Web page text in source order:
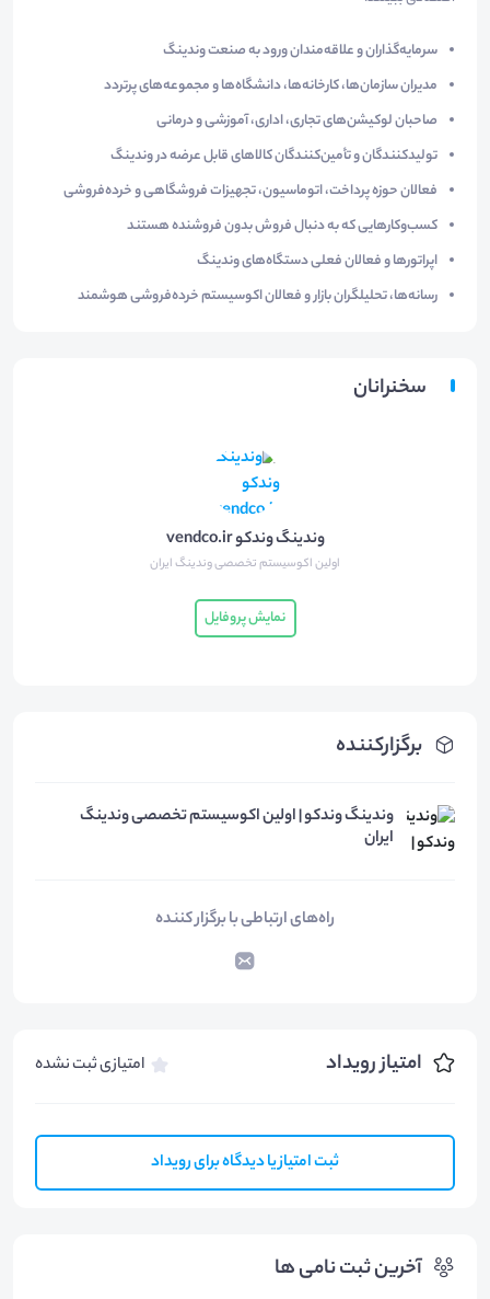
برگزارکننده
وندینگ وندکو ‌| اولین اکوسیستم تخصصی وندینگ
ایران
راه‌های ارتباطی با برگزار کننده
امتیاز رویداد امتیازی ثبت نشده
ثبت امتیاز یا دیدگاه برای رویداد
آخرین ثبت نامی ها
سرمایه‌گذاران و علاقه‌مندان ورود به صنعت وندینگ
مدیران سازمان‌ها، کارخانه‌ها، دانشگاه‌ها و مجموعه‌های پرتردد
صاحبان لوکیشن‌های تجاری، اداری، آموزشی و درمانی
تولیدکنندگان و تأمین‌کنندگان کالاهای قابل عرضه در وندینگ
فعالان حوزه پرداخت، اتوماسیون، تجهیزات فروشگاهی و خرده‌فروشی
کسب‌وکارهایی که به دنبال فروش بدون فروشنده هستند
اپراتورها و فعالان فعلی دستگاه‌های وندینگ
رسانه‌ها، تحلیلگران بازار و فعالان اکوسیستم خرده‌فروشی هوشمند
سخنرانان
وندینگ وندکو vendco.ir
اولین اکوسیستم تخصصی وندینگ ایران
نمایش پروفایل